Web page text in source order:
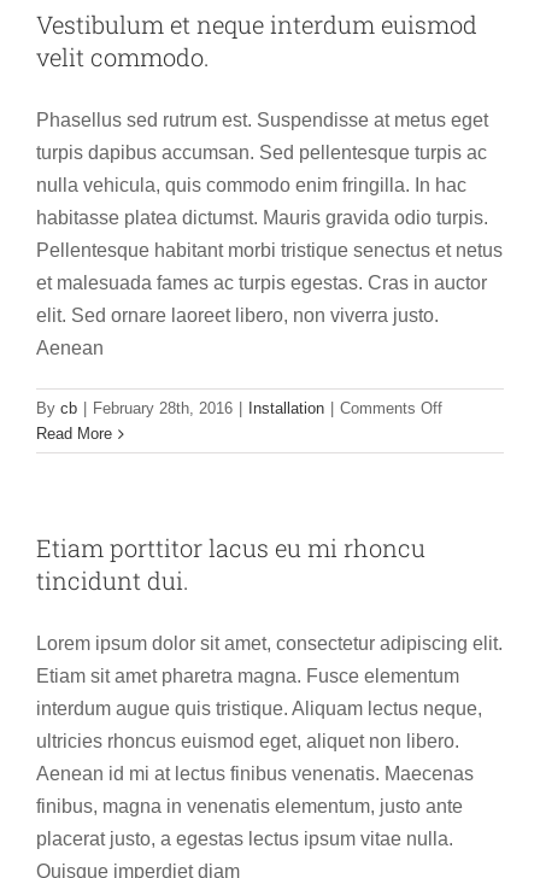
vitae
cursus.
Vestibulum et neque interdum euismod
velit commodo.
Phasellus sed rutrum est. Suspendisse at metus eget
turpis dapibus accumsan. Sed pellentesque turpis ac
nulla vehicula, quis commodo enim fringilla. In hac
habitasse platea dictumst. Mauris gravida odio turpis.
Pellentesque habitant morbi tristique senectus et netus
et malesuada fames ac turpis egestas. Cras in auctor
elit. Sed ornare laoreet libero, non viverra justo.
Aenean
By cb February 28th, 2016 Installation Comments Offon
et
Read More
Etiam porttitor lacus eu mi rhoncu
tincidunt dui.
Lorem ipsum dolor sit amet, consectetur adipiscing elit.
Etiam sit amet pharetra magna. Fusce elementum
interdum augue quis tristique. Aliquam lectus neque,
ultricies rhoncus euismod eget, aliquet non libero.
Aenean id mi at lectus finibus venenatis. Maecenas
finibus, magna in venenatis elementum, justo ante
placerat justo, a egestas lectus ipsum vitae nulla.
Quisque imperdiet diam